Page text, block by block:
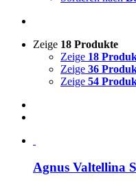
Zeige 18 Produkte
Zeige 18
Zeige 36
Zeige 54
Agnus Valtellina